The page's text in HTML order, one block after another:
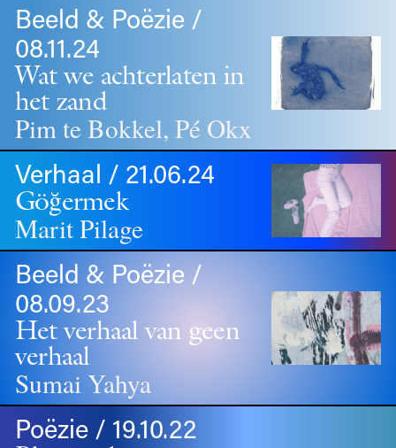
Beeld & Poëzie /
08.11.24
Wat we achterlaten in
het zand
Pim te Bokkel, Pé Okx
Verhaal / 21.06.24
Göğermek
Marit Pilage
Beeld & Poëzie /
08.09.23
Het verhaal van geen
verhaal
Sumai Yahya
Poëzie / 19.10.22